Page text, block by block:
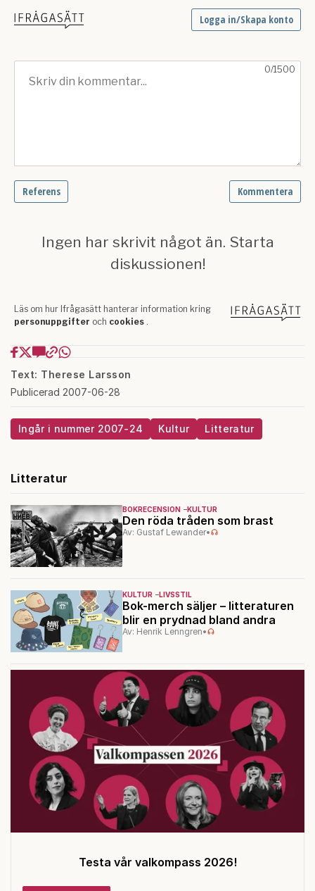
Text: Therese Larsson
Publicerad 2007-06-28
Ingår i nummer 2007-24 Kultur Litteratur
Litteratur
BOKRECENSION KULTUR
Den röda tråden som brast
Av: Gustaf Lewander•
KULTUR LIVSSTIL
Bok-merch säljer – litteraturen
blir en prydnad bland andra
Av: Henrik Lenngren•
Testa vår valkompass 2026!